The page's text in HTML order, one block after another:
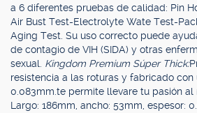
a 6 diferentes pruebas de calidad: Pin
Air Bust Test-Electrolyte Wate Test-
Aging Test. Su uso correcto puede
de contagio de VIH (SIDA) y otras
sexual. Kingdom Premium Súper Thick:
resistencia a las roturas y fabricado
0.083mm.te permite llevare tu pasión al
Largo: 186mm, ancho: 53mm, espesor: